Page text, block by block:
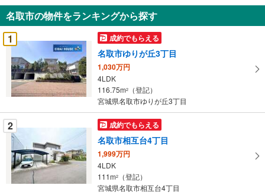
知
を
受
け
取
る
・
条
件
を
マ
イ
ペ
ー
名取市の物件をランキングから探す
1
成約でもらえる
名取市ゆりが丘3丁目
1,030万円
4LDK
116.75m2
（登記）
宮城県名取市ゆりが丘3丁目
2 成約でもらえる
名取市相互台4丁目
1,999万円
4LDK
111m2
（登記）
宮城県名取市相互台4丁目